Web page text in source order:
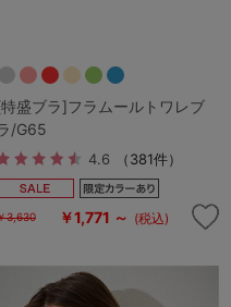
C85
D85
E85
表示する
盛ブラ]フラムールトワレブ
/G65
4.6 （381件）
3,630 ￥1,771 ～ (税込)